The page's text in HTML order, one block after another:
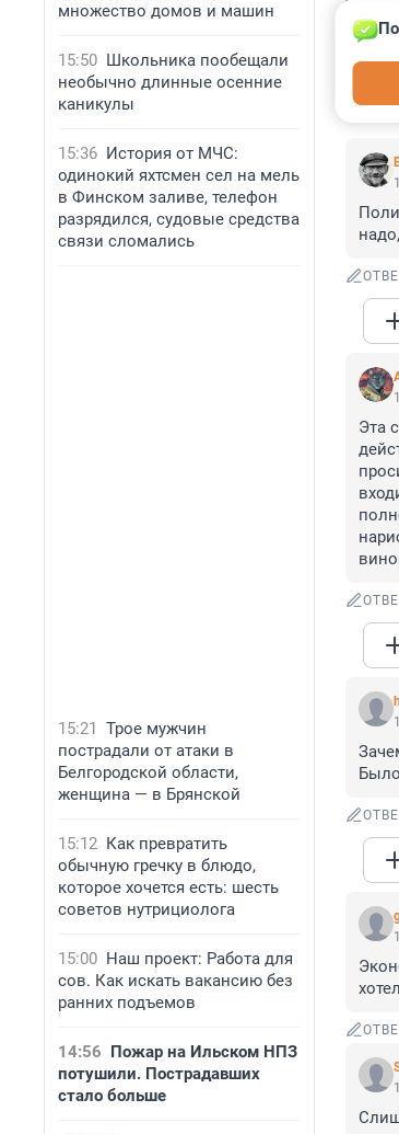
множество домов и машин
15:50 Школьника пообещали
необычно длинные осенние
каникулы
15:36 История от МЧС:
одинокий яхтсмен сел на мель
в Финском заливе, телефон
разрядился, судовые средства
связи сломались
15:21 Трое мужчин
пострадали от атаки в
Белгородской области,
женщина — в Брянской
15:12 Как превратить
обычную гречку в блюдо,
которое хочется есть: шесть
советов нутрициолога
15:00 Наш проект: Работа для
сов. Как искать вакансию без
ранних подъемов
14:56 Пожар на Ильском НПЗ
потушили. Пострадавших
стало больше
Эта